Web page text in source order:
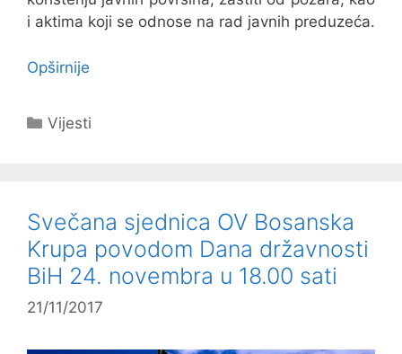
i aktima koji se odnose na rad javnih preduzeća.
Opširnije
Kategorije
Vijesti
Svečana sjednica OV Bosanska
Krupa povodom Dana državnosti
BiH 24. novembra u 18.00 sati
21/11/2017